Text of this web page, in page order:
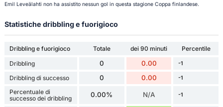
Emil Leveälahti non ha assistito nessun gol in questa stagione Coppa finlandese.
Statistiche dribbling e fuorigioco
Dribbling e fuorigioco Totale dei 90 minuti
Percentile
Dribbling
0 0.00 -1
Dribbling di successo 0 0.00 -1
Percentuale di
successo dei dribbling
0.00% N/A -1